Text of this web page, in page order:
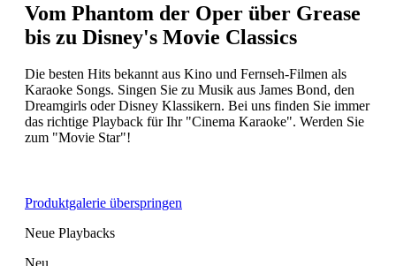
Vom Phantom der Oper über Grease
bis zu Disney's Movie Classics
Die besten Hits bekannt aus Kino und Fernseh-Filmen als
Karaoke Songs. Singen Sie zu Musik aus James Bond, den
Dreamgirls oder Disney Klassikern. Bei uns finden Sie immer
das richtige Playback für Ihr "Cinema Karaoke". Werden Sie
zum "Movie Star"!
Produktgalerie überspringen
Neue Playbacks